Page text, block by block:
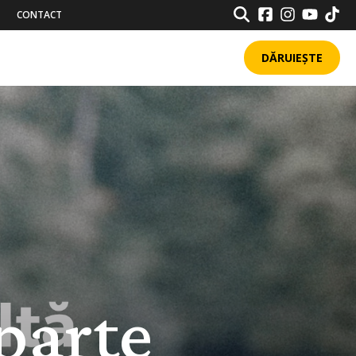
CONTACT SEARCH
DĂRUIEȘTE